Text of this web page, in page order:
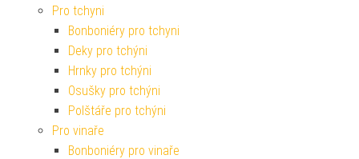
Pro tchyni
Bonboniéry pro tchyni
Deky pro tchýni
Hrnky pro tchýni
Osušky pro tchýni
Polštáře pro tchýni
Pro vinaře
Bonboniéry pro vinaře